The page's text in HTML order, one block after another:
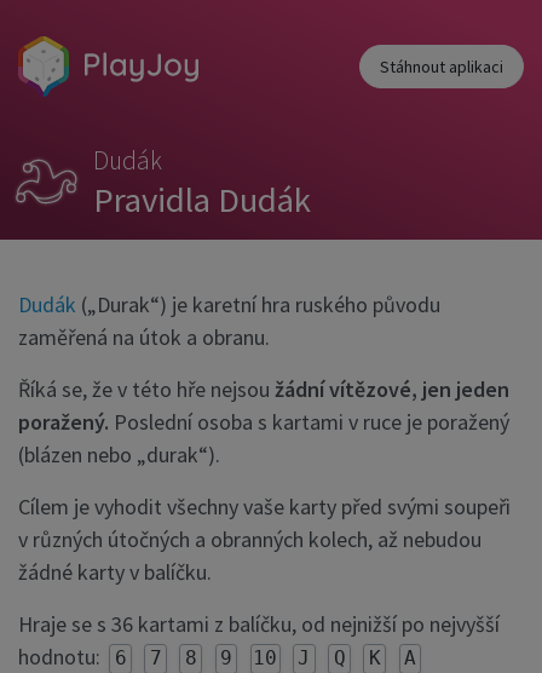
Stáhnout aplikaci
Dudák
Pravidla Dudák
Dudák („Durak“) je karetní hra ruského původu
zaměřená na útok a obranu.
Říká se, že v této hře nejsou žádní vítězové, jen jeden
poražený. Poslední osoba s kartami v ruce je poražený
(blázen nebo „durak“).
Cílem je vyhodit všechny vaše karty před svými soupeři
v různých útočných a obranných kolech, až nebudou
žádné karty v balíčku.
Hraje se s 36 kartami z balíčku, od nejnižší po nejvyšší
hodnotu:
6 7 8 9 10 J Q K A